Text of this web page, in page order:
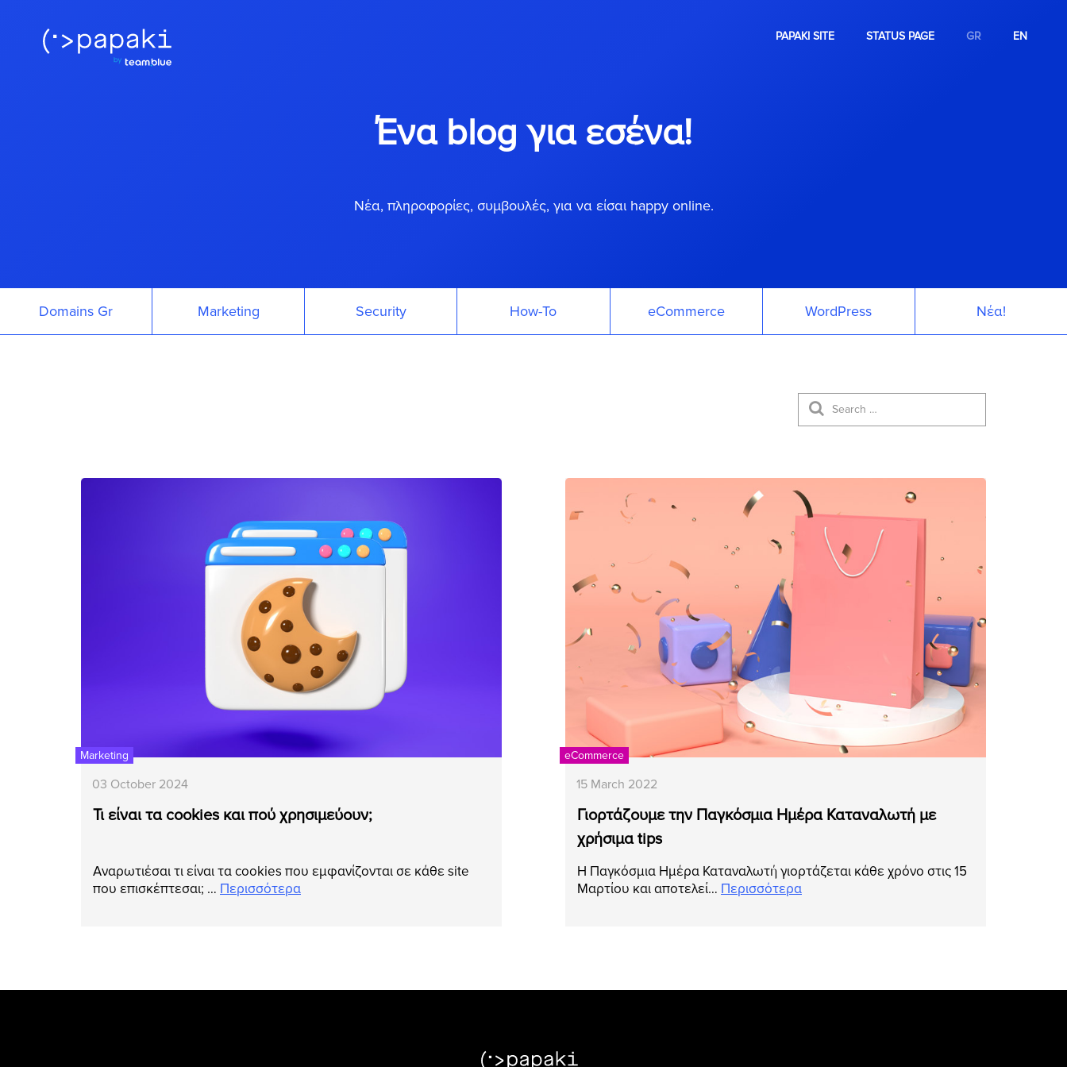
PAPAKI SITE STATUS PAGE GR EN
Ένα blog για εσένα!
Νέα, πληροφορίες, συμβουλές, για να είσαι happy online.
Domains Gr Marketing Security How-To eCommerce WordPress Νέα!
Marketing
03 October 2024
Τι είναι τα cookies και πού χρησιμεύουν;
Αναρωτιέσαι τι είναι τα cookies που εμφανίζονται σε κάθε site
που επισκέπτεσαι; … Περισσότερα
eCommerce
15 March 2022
Γιορτάζουμε την Παγκόσμια Ημέρα Καταναλωτή με
χρήσιμα tips
Η Παγκόσμια Ημέρα Καταναλωτή γιορτάζεται κάθε χρόνο στις 15
Μαρτίου και αποτελεί… Περισσότερα